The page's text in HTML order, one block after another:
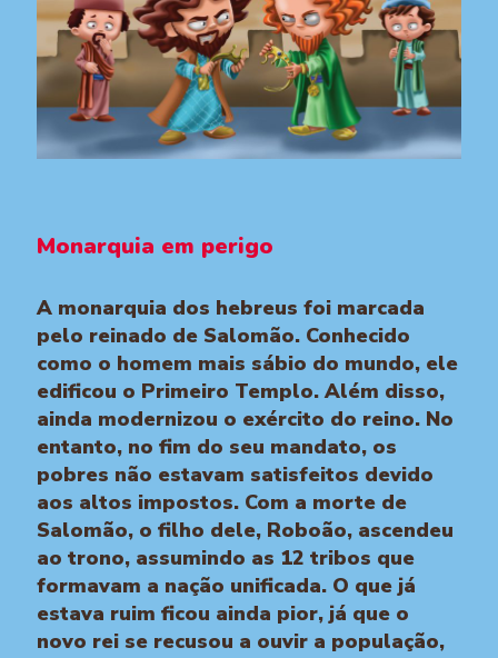
Monarquia em perigo
A monarquia dos hebreus foi marcada
pelo reinado de Salomão. Conhecido
como o homem mais sábio do mundo, ele
edificou o Primeiro Templo. Além disso,
ainda modernizou o exército do reino. No
entanto, no fim do seu mandato, os
pobres não estavam satisfeitos devido
aos altos impostos. Com a morte de
Salomão, o filho dele, Roboão, ascendeu
ao trono, assumindo as 12 tribos que
formavam a nação unificada. O que já
estava ruim ficou ainda pior, já que o
novo rei se recusou a ouvir a população,